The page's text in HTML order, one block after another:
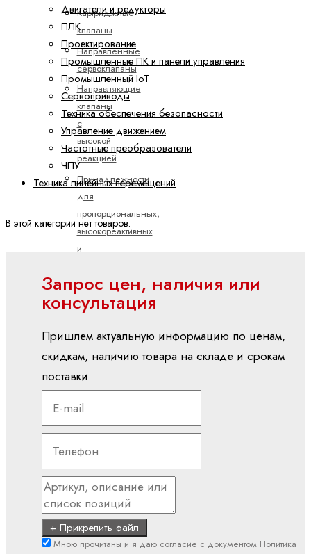
Картриджные
клапаны
Направленные
сервоклапаны
Направляющие
клапаны
с
высокой
реакцией
Принадлежности
для
пропорциональных,
высокореактивных
и
Пропорциональные
клапаны
давления
Пропорциональные
клапаны
управления
потоком
Пропорциональные
распределительные
клапаны
Электроника
Аксессуары
для
электроники
Двигатели и редукторы
ПЛК
Проектирование
Промышленные ПК и панели управления
Промышленный IoT
Сервоприводы
Техника обеспечения безопасности
Управление движением
Частотные преобразователи
ЧПУ
Техника линейных перемещений
В этой категории нет товаров.
Запрос цен, наличия или
консультация
Пришлем актуальную информацию по ценам,
скидкам, наличию товара на складе и срокам
поставки
+ Прикрепить файл
Мною прочитаны и я даю согласие с документом Политика